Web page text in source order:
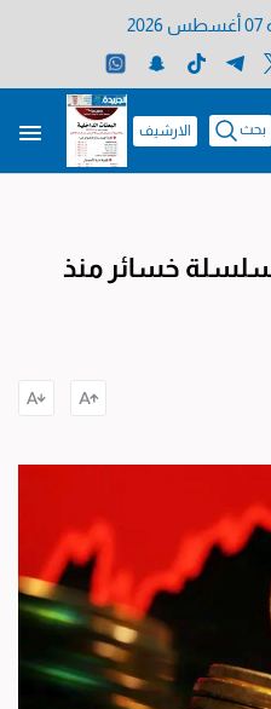
بحث الارشيف
خسائر منذ